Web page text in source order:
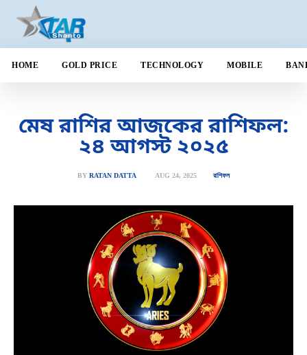
HOME GOLD PRICE TECHNOLOGY MOBILE
মেষ রাশির আজকের রাশিফল:
২৪ আগস্ট ২০২৫
BY RATAN DATTA AUG 24, 2025 রাশিফল